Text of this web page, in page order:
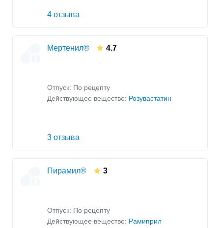
4 отзыва
Мертенил® 4.7
Отпуск: По рецепту
Действующее вещество: Розувастатин
3 отзыва
Пирамил® 3
Отпуск: По рецепту
Действующее вещество: Рамиприл